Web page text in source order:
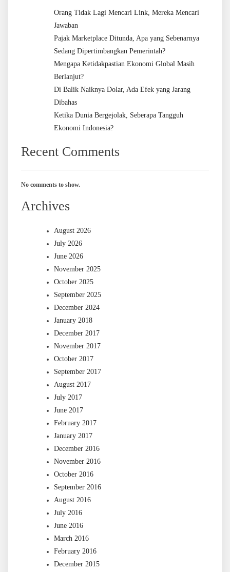
Orang Tidak Lagi Mencari Link, Mereka Mencari
Jawaban
Pajak Marketplace Ditunda, Apa yang Sebenarnya
Sedang Dipertimbangkan Pemerintah?
Mengapa Ketidakpastian Ekonomi Global Masih
Berlanjut?
Di Balik Naiknya Dolar, Ada Efek yang Jarang
Dibahas
Ketika Dunia Bergejolak, Seberapa Tangguh
Ekonomi Indonesia?
Recent Comments
No comments to show.
Archives
August 2026
July 2026
June 2026
November 2025
October 2025
September 2025
December 2024
January 2018
December 2017
November 2017
October 2017
September 2017
August 2017
July 2017
June 2017
February 2017
January 2017
December 2016
November 2016
October 2016
September 2016
August 2016
July 2016
June 2016
March 2016
February 2016
December 2015